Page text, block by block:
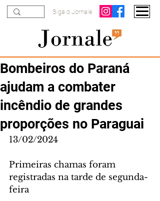
Siga o Jornale
Bombeiros do Paraná
ajudam a combater
incêndio de grandes
proporções no Paraguai
13/02/2024
Primeiras chamas foram
registradas na tarde de segunda-
feira